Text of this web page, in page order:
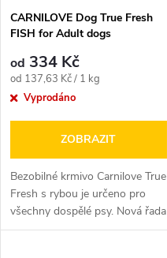
CARNILOVE Dog True Fresh
FISH for Adult dogs
od 334 Kč
Měrná
cena:
od 137,63 Kč / 1 kg
Vyprodáno
ZOBRAZIT
Bezobilné krmivo Carnilove True
Fresh s rybou je určeno pro
všechny dospělé psy. Nová řada
holistických krmiv...